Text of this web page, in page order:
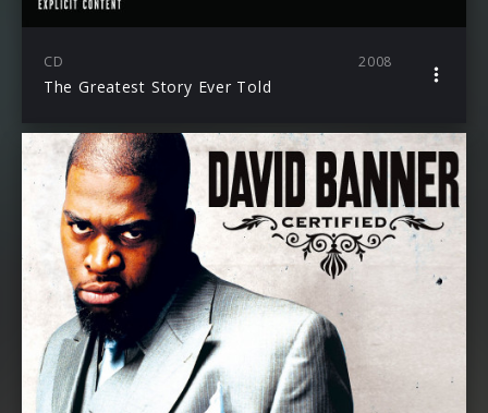
CD 2008
The Greatest Story Ever Told